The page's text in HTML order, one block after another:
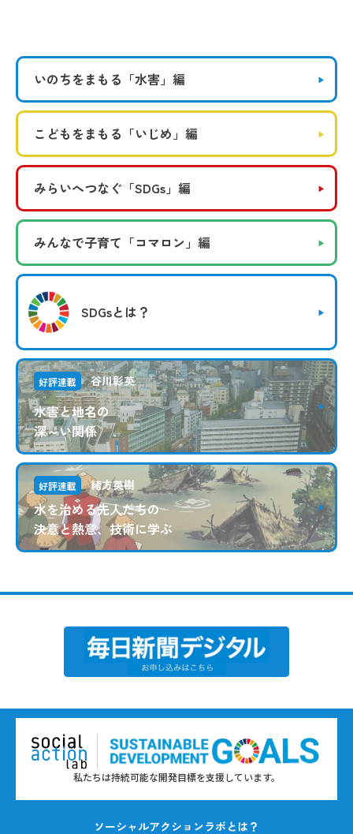
いのちをまもる 「水害」編
こどもをまもる 「いじめ」編
みらいへつなぐ 「SDGs」編
みんなで子育て 「コマロン」編
SDGsとは？
好評連載 谷川彰英
水害と地名の
深～い関係
好評連載 緒方英樹
水を治める先人たちの
決意と熱意、技術に学ぶ
私たちは持続可能な開発目標を支援しています。
ソーシャルアクションラボとは？